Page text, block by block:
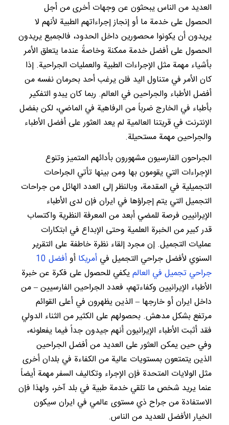
العديد من الناس يبحثون عن وجهات أخرى من أجل
الحصول على خدمة ما أو إنجاز إجراءاتهم الطبية لأنهم لا
يريدون أن يكونوا محصورين داخل الحدود، فالجميع يريدون
الحصول على أفضل خدمة ممكنة وخاصةً عندما يتعلق الأمر
بأشياء مهمة مثل الإجراءات الطبية والعمليات الجراحية. إذا
كان الأمر في متناول اليد فلن يرغب أحد بحرمان نفسه من
أفضل الأطباء والجراحين في العالم. ربما كان يبدو التفكير
بأطباء في الخارج ضرباً من الرفاهية في الماضي، لكن بفضل
الإنترنت في قريتنا العالمية لم يعد العثور على أفضل الأطباء
والجراحين مهمة مستحيلة.
الجراحون الفارسيون مشهورون بأدائهم المتميز وتنوع
الإجراءات التي يقومون بها ومن بينها تأتي الجراحات
التجميلية في المقدمة، وبالنظر إلى العدد الهائل من جراحات
التجميل التي يتم إجراؤها في ايران فإن لدى الأطباء
الإيرانيين فرصة للمضي أبعد من المعرفة النظرية واكتساب
قدر كبير من الخبرة العلمية وحتى الإبداع في ابتكارات
عمليات التجميل. إن مجرد إلقاء نظرة خاطفة على التقرير
السنوي لأفضل جراحي التجميل في أمريكا أو
أفضل 10
جراحي تجميل في العالميكفي للحصول على فكرة عن خبرة
الأطباء الإيرانيين وكفاءتهم، فعدد الجراحين الفارسيين – من
داخل ايران أو خارجها – الذين يظهرون في أعلى القوائم
مرتفع بشكل مدهش. بحصولهم على الكثير من الثناء الدولي
فقد أثبت الأطباء الإيرانيون أنهم جيدون جداً فيما يفعلونه،
وفي حين يمكن العثور على العديد من أفضل الجراحين
الذين يتمتعون بمستويات عالية من الكفاءة في بلدان أخرى
مثل الولايات المتحدة فإن الإجراء وتكاليف السفر مهمة أيضاً
عنما يريد شخص ما تلقي خدمة طبية في بلد آخر، ولهذا فإن
الاستفادة من جراح ذي مستوى عالمي في ايران سيكون
الخيار الأفضل للعديد من الناس.